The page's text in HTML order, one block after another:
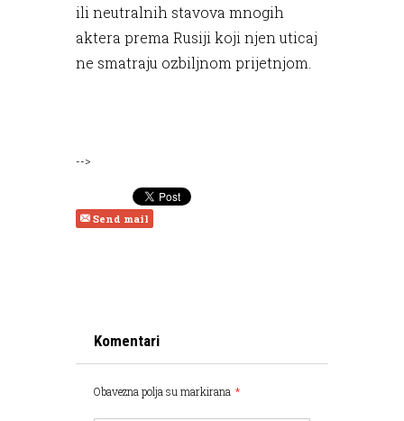
ili neutralnih stavova mnogih
aktera prema Rusiji koji njen uticaj
ne smatraju ozbiljnom prijetnjom.
-->
Send mail
Komentari
Obavezna polja su markirana *